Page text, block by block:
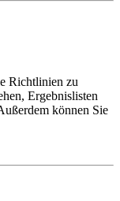
Richtlinien zu
Ergebnislisten
können Sie